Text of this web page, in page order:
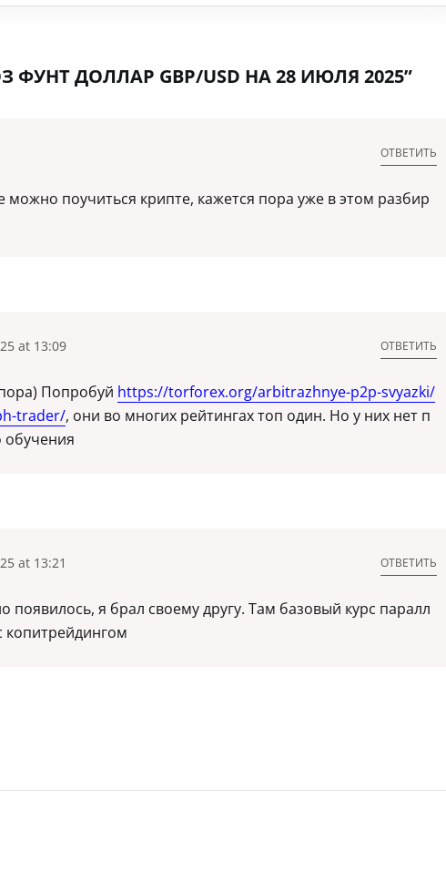
ДОЛЛАР GBP/USD НА 28 ИЮЛЯ 2025”
можно поучиться крипте, кажется пора уже в этом разбир
ОТВЕТИТЬ
at 13:09
Попробуй https://torforex.org/arbitrazhnye-p2p-svyazki/
trader/, они во многих рейтингах топ один. Но у них нет п
обучения
ОТВЕТИТЬ
at 13:21
появилось, я брал своему другу. Там базовый курс паралл
копитрейдингом
ОТВЕТИТЬ